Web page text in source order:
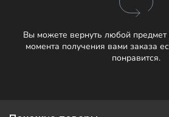
Вы можете вернуть любой предмет
момента получения вами заказа
понравится.